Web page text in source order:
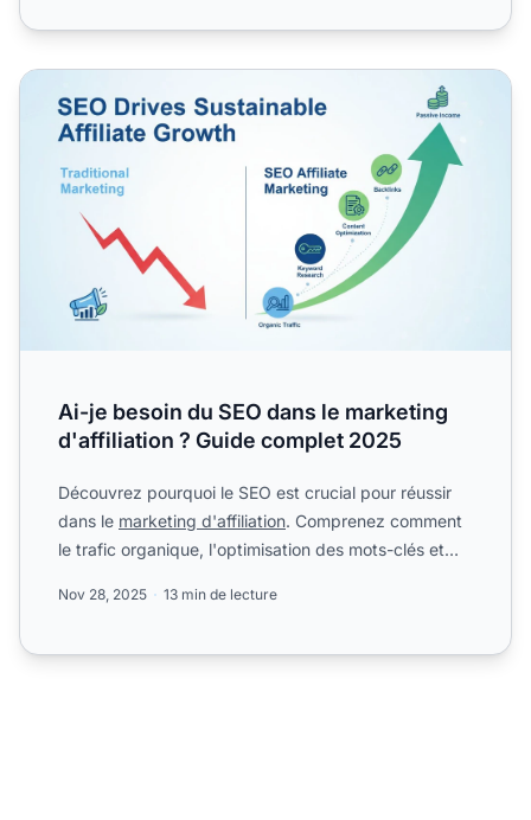
Ai-je besoin du SEO dans le marketing d'affiliation ?
Ai-je besoin du SEO dans le marketing
d'affiliation ? Guide complet 2025
Découvrez pourquoi le SEO est crucial pour réussir
dans le marketing d'affiliation. Comprenez comment
le trafic organique, l'optimisation des mots-clés et
Nov 28, 2025 13 min de lecture